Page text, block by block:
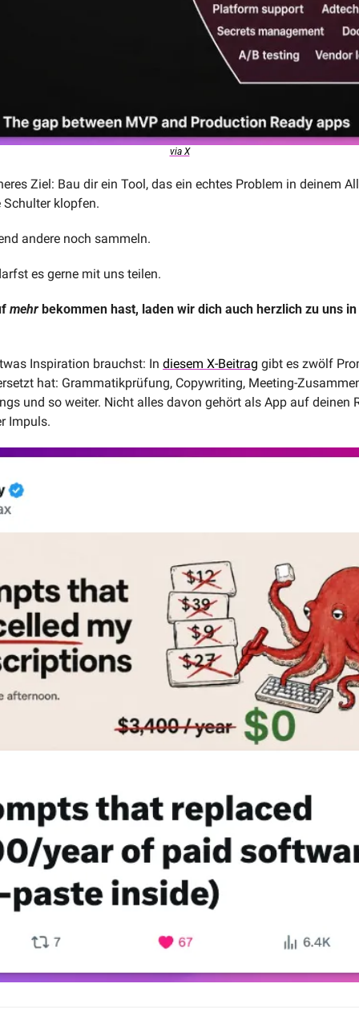
via X
Ziel: Bau dir ein Tool, das ein echtes Problem in deinem
klopfen.
andere noch sammeln.
es gerne mit uns teilen.
mehr bekommen hast, laden wir dich auch herzlich zu uns
Inspiration brauchst: In diesem X-Beitrag gibt es zwölf
hat: Grammatikprüfung, Copywriting, Meeting-
und so weiter. Nicht alles davon gehört als App auf deinen
Impuls.